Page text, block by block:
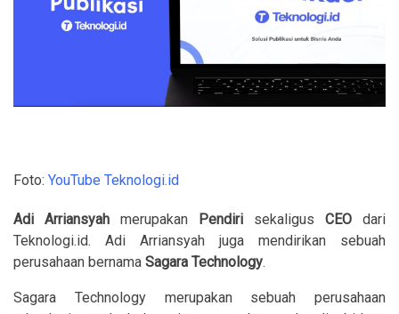
Foto: YouTube Teknologi.id
Adi Arriansyah merupakan Pendiri sekaligus CEO dari
Teknologi.id. Adi Arriansyah juga mendirikan sebuah
perusahaan bernama Sagara Technology.
Sagara Technology merupakan sebuah perusahaan